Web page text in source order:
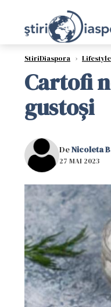
StiriDiaspora › Lifestyle
Cartofi
gustoși
DeNicoleta
27 MAI 2023